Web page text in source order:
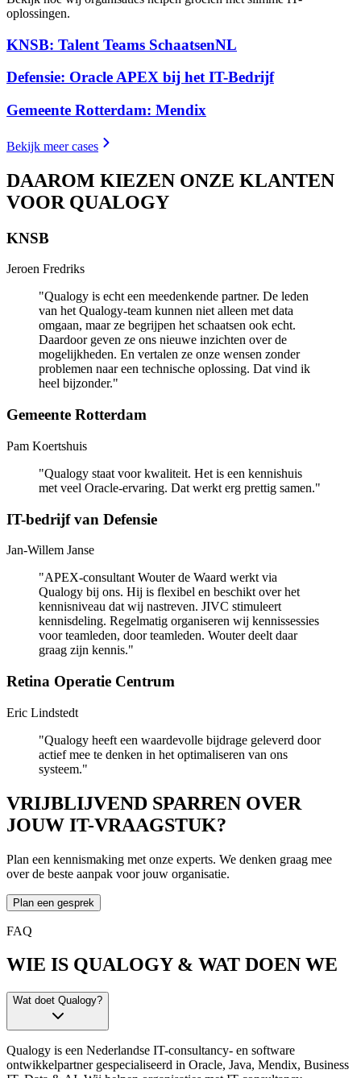
oplossingen.
KNSB: Talent Teams SchaatsenNL
Defensie: Oracle APEX bij het IT-Bedrijf
Gemeente Rotterdam: Mendix
Bekijk meer cases
DAAROM KIEZEN ONZE KLANTEN
VOOR QUALOGY
KNSB
Jeroen Fredriks
"Qualogy is echt een meedenkende partner. De leden
van het Qualogy-team kunnen niet alleen met data
omgaan, maar ze begrijpen het schaatsen ook echt.
Daardoor geven ze ons nieuwe inzichten over de
mogelijkheden. En vertalen ze onze wensen zonder
problemen naar een technische oplossing. Dat vind ik
heel bijzonder."
Gemeente Rotterdam
Pam Koertshuis
"Qualogy staat voor kwaliteit. Het is een kennishuis
met veel Oracle-ervaring. Dat werkt erg prettig samen."
IT-bedrijf van Defensie
Jan-Willem Janse
"APEX-consultant Wouter de Waard werkt via
Qualogy bij ons. Hij is flexibel en beschikt over het
kennisniveau dat wij nastreven. JIVC stimuleert
kennisdeling. Regelmatig organiseren wij kennissessies
voor teamleden, door teamleden. Wouter deelt daar
graag zijn kennis."
Retina Operatie Centrum
Eric Lindstedt
"Qualogy heeft een waardevolle bijdrage geleverd door
actief mee te denken in het optimaliseren van ons
systeem."
VRIJBLIJVEND SPARREN OVER
JOUW IT-VRAAGSTUK?
Plan een kennismaking met onze experts. We denken graag mee
over de beste aanpak voor jouw organisatie.
Plan een gesprek
FAQ
WIE IS QUALOGY & WAT DOEN WE
Wat doet Qualogy?
Qualogy is een Nederlandse IT-consultancy- en software
ontwikkelpartner gespecialiseerd in Oracle, Java, Mendix, Business